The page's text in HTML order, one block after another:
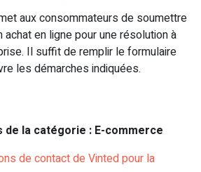
aux consommateurs de soumettre
achat en ligne pour une résolution à
Il suffit de remplir le formulaire
les démarches indiquées.
de la catégorie : E-commerce
de contact de Vinted pour la